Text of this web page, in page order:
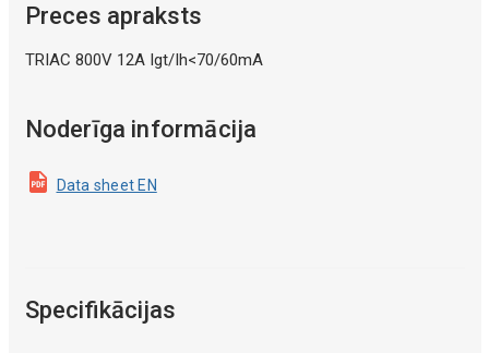
Preces apraksts
TRIAC 800V 12A Igt/Ih<70/60mA
Noderīga informācija
Data sheet EN
Specifikācijas